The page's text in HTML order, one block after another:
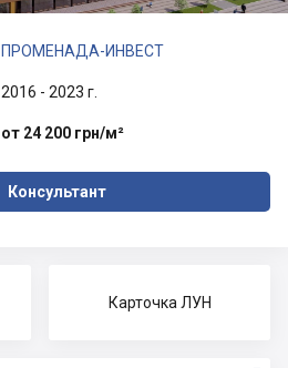
ПРОМЕНАДА-ИНВЕСТ
2016 - 2023 г.
от 24 200 грн/м²
Консультант
Карточка ЛУН